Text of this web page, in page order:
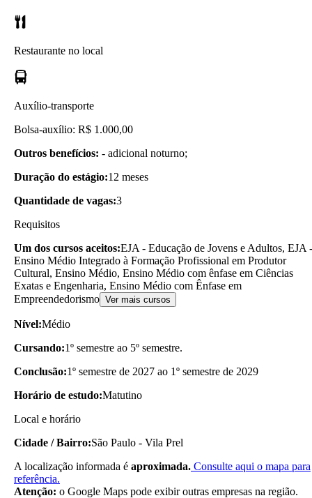
Restaurante no local
Auxílio-transporte
Bolsa-auxílio: R$ 1.000,00
Outros benefícios: - adicional noturno;
Duração do estágio:12 meses
Quantidade de vagas:3
Requisitos
Um dos cursos aceitos:EJA - Educação de Jovens e Adultos, EJA -
Ensino Médio Integrado à Formação Profissional em Produtor
Cultural, Ensino Médio, Ensino Médio com ênfase em Ciências
Exatas e Engenharia, Ensino Médio com Ênfase em
Empreendedorismo Ver mais cursos
Nível:Médio
Cursando:1º semestre ao 5º semestre.
Conclusão:1º semestre de 2027 ao 1º semestre de 2029
Horário de estudo:Matutino
Local e horário
Cidade / Bairro:São Paulo - Vila Prel
A localização informada é aproximada. Consulte aqui o mapa para
referência.
Atenção: o Google Maps pode exibir outras empresas na região.